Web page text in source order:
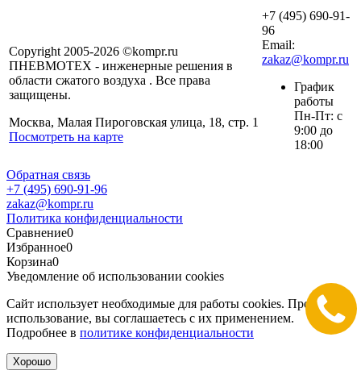
Copyright 2005-2026 ©kompr.ru
ПНЕВМОТЕХ - инженерные решения в
области сжатого воздуха . Все права
защищены.
Москва, Малая Пироговская улица, 18, стр. 1
Посмотреть на карте
+7 (495) 690-91-
96
Email:
zakaz@kompr.ru
График
работы
Пн-Пт: с
9:00 до
18:00
Обратная связь
+7 (495) 690-91-96
zakaz@kompr.ru
Политика конфиденциальности
Сравнение0
Избранное0
Корзина0
Уведомление об использовании cookies
Сайт использует необходимые для работы cookies. Продолжая
использование, вы соглашаетесь с их применением.
Подробнее в политике конфиденциальности
Хорошо